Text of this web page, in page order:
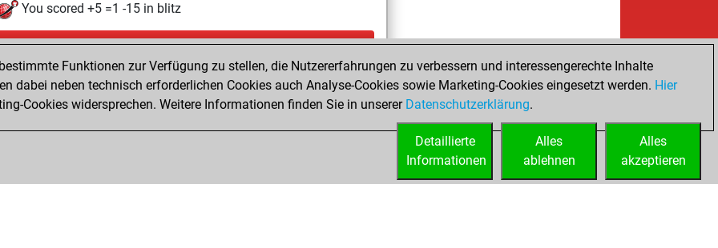
You scored +5 =1 -15 in blitz
November 14, 2014
You played 13 slow games
Play
You scored +2 =1 -10 in slow games
Funktionen zur Verfügung zu stellen, die Nutzererfahrungen zu verbessern und interessengerechte Inhalte
dabei neben technisch erforderlichen Cookies auch Analyse-Cookies sowie Marketing-Cookies eingesetzt werden. Hier
Cookies widersprechen. Weitere Informationen finden Sie in unserer Datenschutzerklärung.
Alles
akzeptieren
Alles
ablehnen
Detaillierte
Informationen